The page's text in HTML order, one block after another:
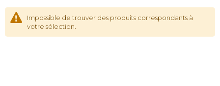
Impossible de trouver des produits correspondants à
votre sélection.